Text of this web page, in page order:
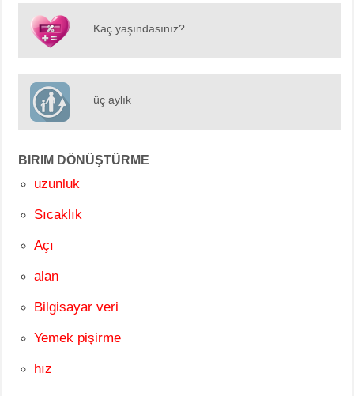
Kaç yaşındasınız?
üç aylık
BIRIM DÖNÜŞTÜRME
uzunluk
Sıcaklık
Açı
alan
Bilgisayar veri
Yemek pişirme
hız